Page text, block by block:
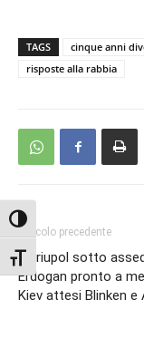
Attiva/disattiva alto
Attiva/disattiva
TAGS cinque anni
risposte alla rabbia
Articolo precedente
Mariupol sotto
Erdogan pronto a
Kiev attesi Blinken e